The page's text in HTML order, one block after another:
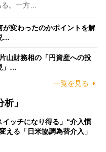
。一方…
変わったのかポイントを解
…
山財務相の「円資産への投
」…
一覧を見る
」
イッチになり得る」“介入慣
える「日米協調為替介入」